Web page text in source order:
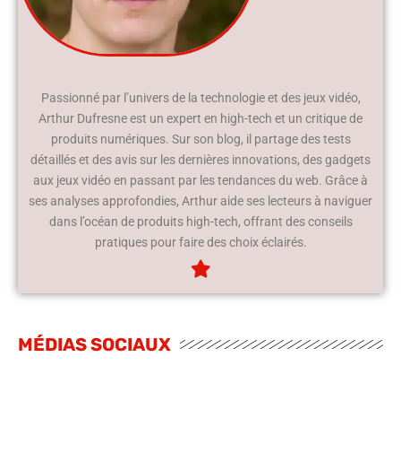
Passionné par l’univers de la technologie et des jeux vidéo,
Arthur Dufresne est un expert en high-tech et un critique de
produits numériques. Sur son blog, il partage des tests
détaillés et des avis sur les dernières innovations, des gadgets
aux jeux vidéo en passant par les tendances du web. Grâce à
ses analyses approfondies, Arthur aide ses lecteurs à naviguer
dans l’océan de produits high-tech, offrant des conseils
pratiques pour faire des choix éclairés.
MÉDIAS SOCIAUX